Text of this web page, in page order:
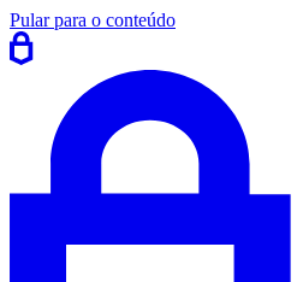
Pular para o conteúdo